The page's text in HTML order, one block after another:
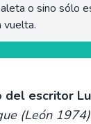
o sino sólo
vuelta.
del escritor
(León